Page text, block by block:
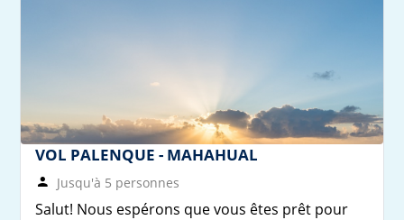
VOL PALENQUE - MAHAHUAL
Jusqu'à 5 personnes
Salut! Nous espérons que vous êtes prêt pour